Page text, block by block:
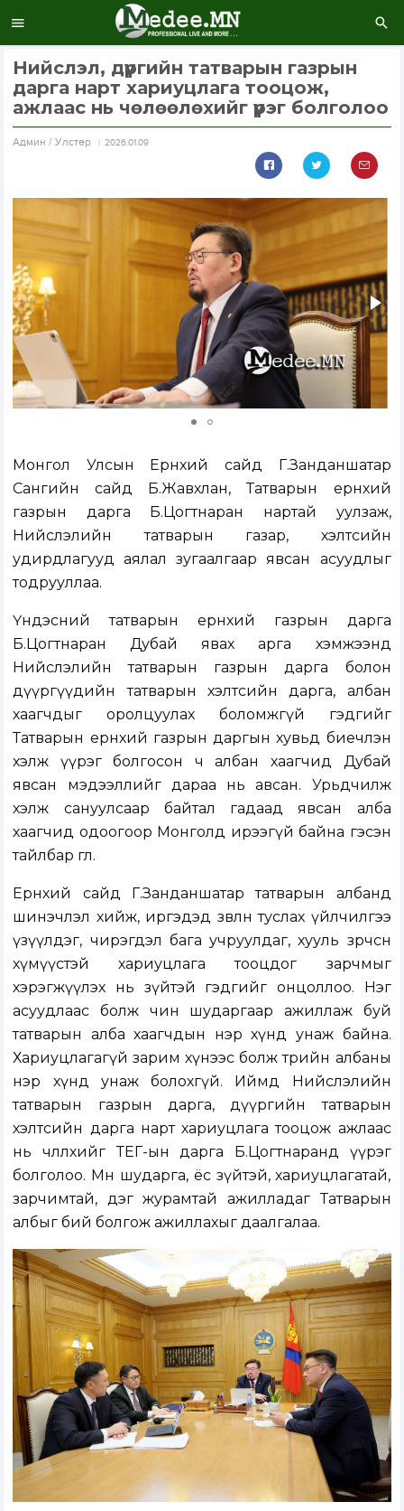
Нийслэл, дүүргийн татварын газрын
дарга нарт хариуцлага тооцож,
ажлаас нь чөлөөлөхийг үүрэг болголоо
Aдмин / Улстөр 2026.01.09
Монгол Улсын Ерөнхий сайд Г.Занданшатар
Сангийн сайд Б.Жавхлан, Татварын ерөнхий
газрын дарга Б.Цогтнаран нартай уулзаж,
Нийслэлийн татварын газар, хэлтсийн
удирдлагууд аялал зугаалгаар явсан асуудлыг
тодрууллаа.
Үндэсний татварын ерөнхий газрын дарга
Б.Цогтнаран Дубай явах арга хэмжээнд
Нийслэлийн татварын газрын дарга болон
дүүргүүдийн татварын хэлтсийн дарга, албан
хаагчдыг оролцуулах боломжгүй гэдгийг
Татварын ерөнхий газрын даргын хувьд биечлэн
хэлж үүрэг болгосон ч албан хаагчид Дубай
явсан мэдээллийг дараа нь авсан. Урьдчилж
хэлж сануулсаар байтал гадаад явсан алба
хаагчид одоогоор Монголд ирээгүй байна гэсэн
тайлбар өглөө.
Ерөнхий сайд Г.Занданшатар татварын албанд
шинэчлэл хийж, иргэдэд зөвлөн туслах үйлчилгээ
үзүүлдэг, чирэгдэл бага учруулдаг, хууль зөрчсөн
хүмүүстэй хариуцлага тооцдог зарчмыг
хэрэгжүүлэх нь зүйтэй гэдгийг онцоллоо. Нэг
асуудлаас болж чин шударгаар ажиллаж буй
татварын алба хаагчдын нэр хүнд унаж байна.
Хариуцлагагүй зарим хүнээс болж төрийн албаны
нэр хүнд унаж болохгүй. Иймд Нийслэлийн
татварын газрын дарга, дүүргийн татварын
хэлтсийн дарга нарт хариуцлага тооцож ажлаас
нь чөлөөлөхийг ТЕГ-ын дарга Б.Цогтнаранд үүрэг
болголоо. Мөн шударга, ёс зүйтэй, хариуцлагатай,
зарчимтай, дэг журамтай ажилладаг Татварын
албыг бий болгож ажиллахыг даалгалаа.